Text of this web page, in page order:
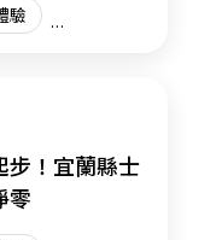
驗
步！宜蘭縣士
零